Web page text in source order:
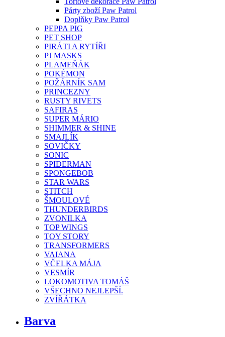
Párty zboží Paw Patrol
Doplňky Paw Patrol
PEPPA PIG
PET SHOP
PIRÁTI A RYTÍŘI
PJ MASKS
PLAMEŇÁK
POKÉMON
POŽÁRNÍK SAM
PRINCEZNY
RUSTY RIVETS
SAFIRAS
SUPER MÁRIO
SHIMMER & SHINE
SMAJLÍK
SOVIČKY
SONIC
SPIDERMAN
SPONGEBOB
STAR WARS
STITCH
ŠMOULOVÉ
THUNDERBIRDS
ZVONILKA
TOP WINGS
TOY STORY
TRANSFORMERS
VAIANA
VČELKA MÁJA
VESMÍR
LOKOMOTIVA TOMÁŠ
VŠECHNO NEJLEPŠÍ.
ZVÍŘÁTKA
Barva